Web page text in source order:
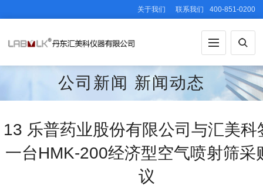
关于我们 联系我们 400-851-0200
公司新闻 新闻动态
13 乐普药业股份有限公司与汇美科
一台HMK-200经济型空气喷射筛采
议